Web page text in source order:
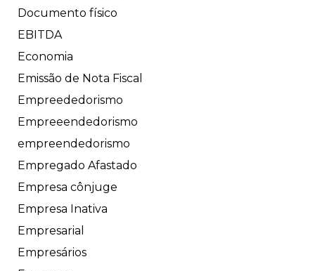
Documento físico
EBITDA
Economia
Emissão de Nota Fiscal
Empreededorismo
Empreeendedorismo
empreendedorismo
Empregado Afastado
Empresa cônjuge
Empresa Inativa
Empresarial
Empresários